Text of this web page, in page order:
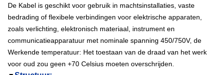
De Kabel is geschikt voor gebruik in machtsinstallaties, vaste
bedrading of flexibele verbindingen voor elektrische apparaten,
zoals verlichting, elektronisch materiaal, instrument en
communicatieapparatuur met nominale spanning 450/750V, de
Werkende temperatuur: Het toestaan van de draad van het werk
voor oud zou geen +70 Celsius moeten overschrijden.